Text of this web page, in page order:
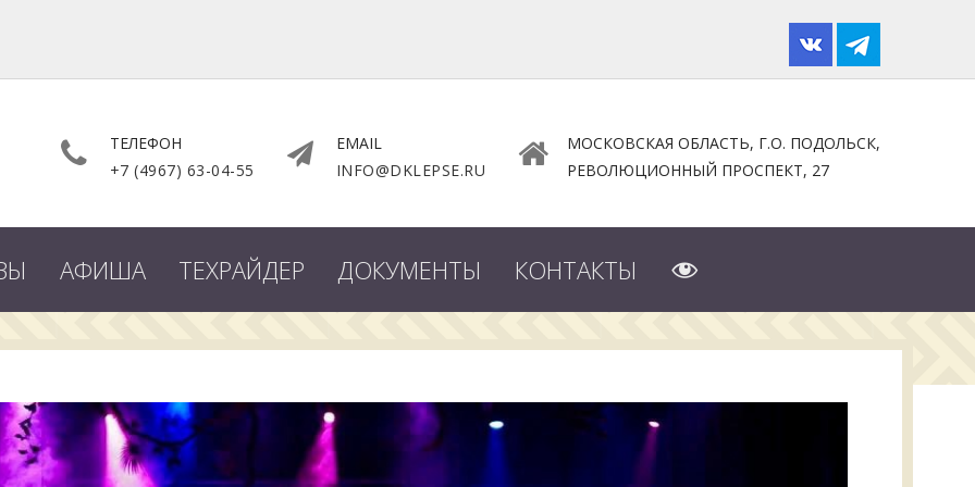
ТЕЛЕФОН
+7 (4967) 63-04-55
EMAIL
INFO@DKLEPSE.RU
МОСКОВСКАЯ ОБЛАСТЬ, Г.О. ПОДОЛЬСК,
РЕВОЛЮЦИОННЫЙ ПРОСПЕКТ, 27
АФИША ТЕХРАЙДЕР ДОКУМЕНТЫ КОНТАКТЫ
ДЛЯ
СЛАБОВИДЯЩИХ